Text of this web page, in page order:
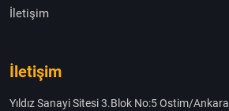
İletişim
İletişim
Yıldız Sanayi Sitesi 3.Blok No:5 Ostim/Ankara